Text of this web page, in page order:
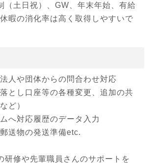
（土日祝）、GW、年末年始、有給
の消化率は高く取得しやすいで
人や団体からの問合わせ対応
落とし口座等の各種変更、追加の共
ど）
へ対応履歴のデータ入力
送物の発送準備etc.
修や先輩職員さんのサポートを